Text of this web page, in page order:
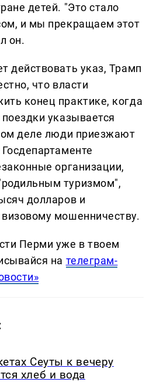
детей. "Это стало
и мы прекращаем этот
он.
действовать указ, Трамп
что власти
конец практике, когда
указывается
деле люди приезжают
организации,
туризмом",
долларов и
мошенничеству.
Перми уже в твоем
на телеграм-
Сеуты к вечеру
хлеб и вода